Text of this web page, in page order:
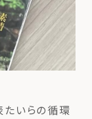
たいらの循環